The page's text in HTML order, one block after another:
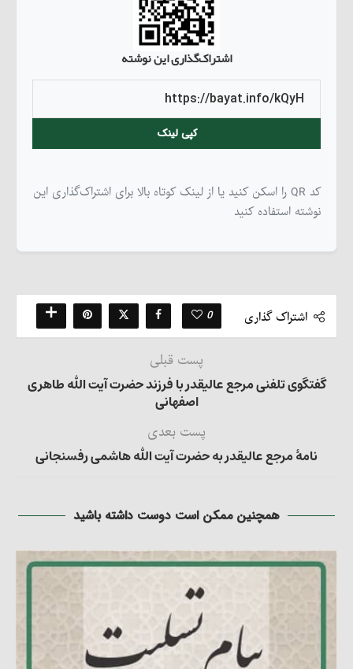
اشتراک‌گذاری این نوشته
کپی لینک
کد QR را اسکن کنید یا از لینک کوتاه بالا برای اشتراک‌گذاری این
نوشته استفاده کنید
اشتراک گذاری 0
پست قبلی
گفتگوی تلفنی مرجع عالیقدر با فرزند حضرت آیت الله طاهری
اصفهانی
پست بعدی
نامۀ مرجع عالیقدر به حضرت آیت الله هاشمی رفسنجانی
همچنین ممکن است دوست داشته باشید